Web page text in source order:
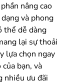
nâng cao
và phong
thể dễ dàng
lại sự thoải
lựa chọn ngay
bạn, và
nhiều ưu đãi